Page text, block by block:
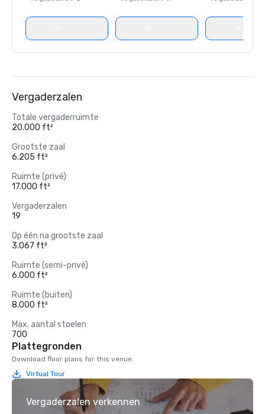
Vergaderzalen
Totale vergaderruimte
20.000 ft²
Grootste zaal
6.205 ft²
Ruimte (privé)
17.000 ft²
Vergaderzalen
19
Op één na grootste zaal
3.067 ft²
Ruimte (semi-privé)
6.000 ft²
Ruimte (buiten)
8.000 ft²
Max. aantal stoelen
700
Plattegronden
Download floor plans for this venue.
Virtual Tour
Vergaderzalen verkennen